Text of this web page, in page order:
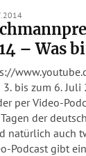
– Was
3. bis zum 6.
per Video-
der
auch twittern. Die
Podcast gibt